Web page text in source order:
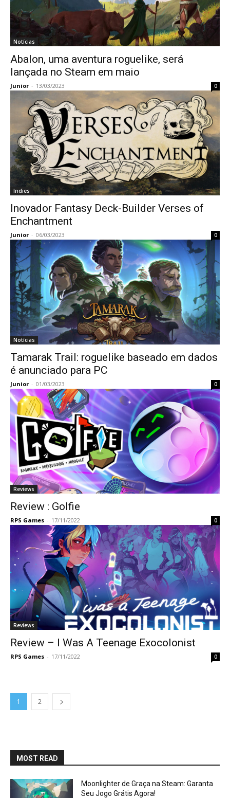
Notícias
Abalon, uma aventura roguelike, será
lançada no Steam em maio
Junior - 13/03/2023 0
Indies
Inovador Fantasy Deck-Builder Verses of
Enchantment
Junior - 06/03/2023 0
Notícias
Tamarak Trail: roguelike baseado em dados
é anunciado para PC
Junior - 01/03/2023 0
Reviews
Review : Golfie
RPS Games - 17/11/2022 0
Reviews
Review – I Was A Teenage Exocolonist
RPS Games - 17/11/2022 0
1 2
MOST READ
Moonlighter de Graça na Steam: Garanta
Seu Jogo Grátis Agora!